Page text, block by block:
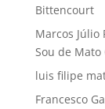
Bittencourt
Marcos Júlio
Sou de Mato
luis filipe
Francesco